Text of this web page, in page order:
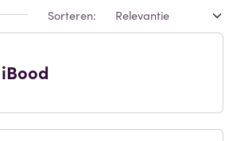
Sorteren:
iBood